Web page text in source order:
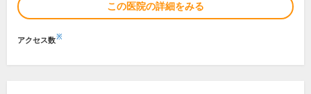
この医院の詳細をみる
アクセス数※